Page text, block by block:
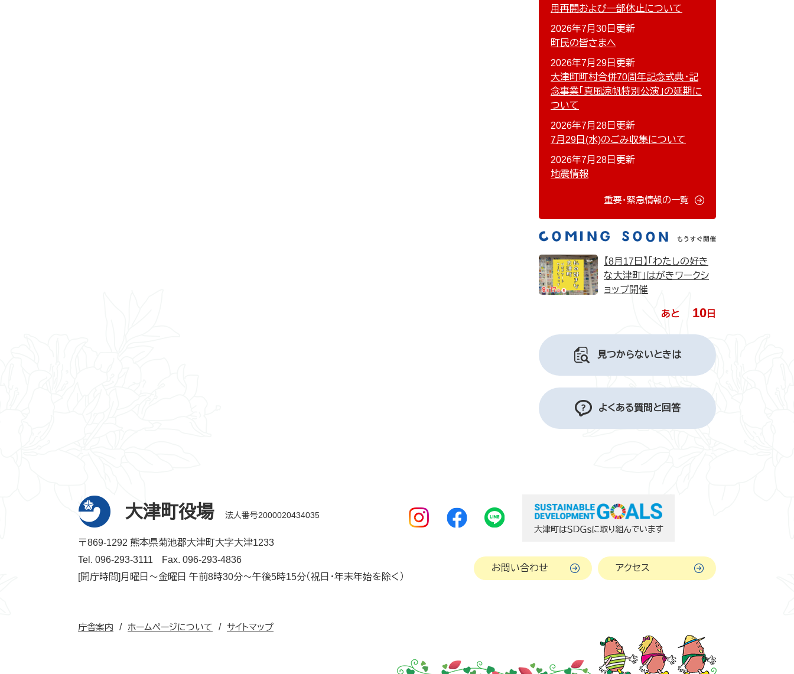
用再開および一部休止について
2026年7月30日更新
町民の皆さまへ
2026年7月29日更新
大津町町村合併70周年記念式典・記
念事業「真風涼帆特別公演」の延期に
ついて
2026年7月28日更新
7月29日(水)のごみ収集について
2026年7月28日更新
地震情報
重要・緊急情報の一覧
【8月17日】「わたしの好き
な大津町」はがきワークシ
ョップ開催
あと 10日
見つからないときは
よくある質問と回答
大津町役場 法人番号2000020434035
〒869-1292 熊本県菊池郡大津町大字大津1233
Tel. 096-293-3111
Fax. 096-293-4836
[開庁時間]月曜日～金曜日 午前8時30分～午後5時15分（祝日・年末年始を除く）
お問い合わせ アクセス
庁舎案内 ホームページについて サイトマップ